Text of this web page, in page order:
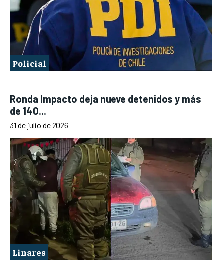
Policial
Ronda Impacto deja nueve detenidos y más
de 140...
31 de julio de 2026
Linares